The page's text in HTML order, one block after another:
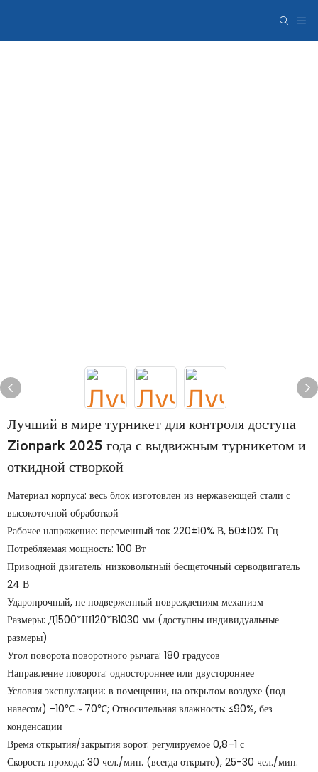
Лучший в мире турникет для контроля доступа
Zionpark 2025 года с выдвижным турникетом и
откидной створкой
Материал корпуса: весь блок изготовлен из нержавеющей стали с
высокоточной обработкой
Рабочее напряжение: переменный ток 220±10% В, 50±10% Гц
Потребляемая мощность: 100 Вт
Приводной двигатель: низковольтный бесщеточный серводвигатель
24 В
Ударопрочный, не подверженный повреждениям механизм
Размеры: Д1500*Ш120*В1030 мм (доступны индивидуальные
размеры)
Угол поворота поворотного рычага: 180 градусов
Направление поворота: одностороннее или двустороннее
Условия эксплуатации: в помещении, на открытом воздухе (под
навесом) -10℃～70℃; Относительная влажность: ≤90%, без
конденсации
Время открытия/закрытия ворот: регулируемое 0,8–1 с
Скорость прохода: 30 чел./мин. (всегда открыто), 25-30 чел./мин.